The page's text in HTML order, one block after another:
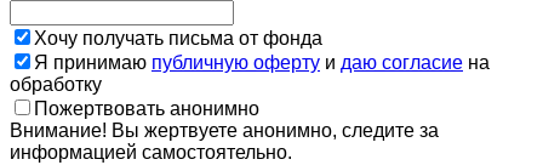
Хочу получать письма от фонда
Я принимаю публичную оферту и даю согласие на
обработку
Пожертвовать анонимно
Внимание! Вы жертвуете анонимно, следите за
информацией самостоятельно.